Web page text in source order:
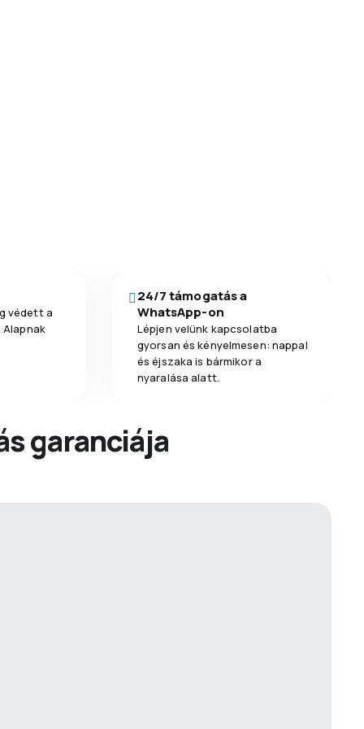
védett a
24/7 támogatás a
WhatsApp-on
Lépjen velünk kapcsolatba
gyorsan és kényelmesen: nappal
és éjszaka is bármikor a
nyaralása alatt.
garanciája